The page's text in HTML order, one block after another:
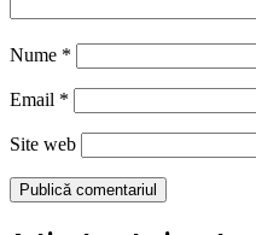
Nume *
Email *
Site web